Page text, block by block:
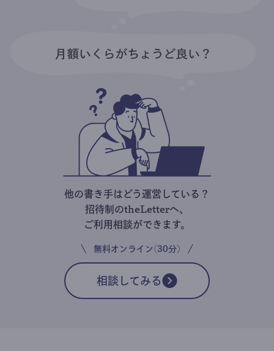
他の書き手はどう運営している？
招待制のtheLetterへ、
ご利用相談ができます。
無料オンライン(30分)
相談してみる